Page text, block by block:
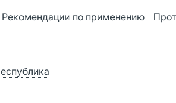
Рекомендации по применению